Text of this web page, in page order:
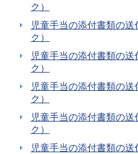
ク）
児童手当の添付書類の
ク）
児童手当の添付書類の
ク）
児童手当の添付書類の
ク）
児童手当の添付書類の
ク）
児童手当の添付書類の